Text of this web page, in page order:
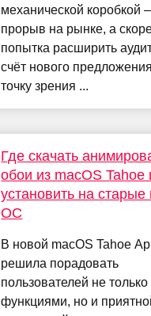
механической коробкой
прорыв на рынке, а
попытка расширить
счёт нового
точку зрения ...
Где скачать
обои из macOS Tahoe
установить на старые
ОС
В новой macOS Tahoe
решила порадовать
пользователей не
функциями, но и